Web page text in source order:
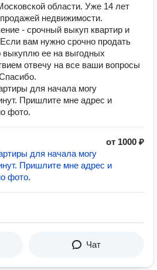
области. Уже 14 лет
недвижимости.
- срочный выкуп квартир и
вам нужно срочно продать
выкуплю ее на выгодных
отвечу на все ваши вопросы
для начала могу
Пришлите мне адрес и
фото.
от 1000 ₽
для начала могу
Пришлите мне адрес и
фото.
Чат